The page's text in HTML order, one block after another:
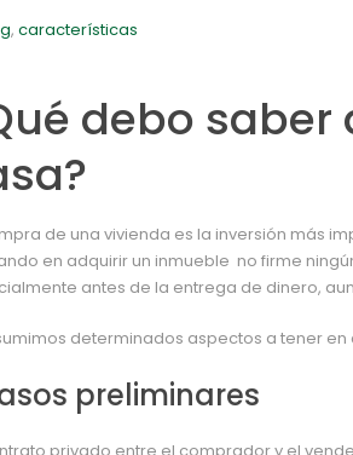
, características
debo
de una vivienda es la inversión más
en adquirir un inmueble no firme
antes de la entrega de dinero,
determinados aspectos a tener en
preliminares